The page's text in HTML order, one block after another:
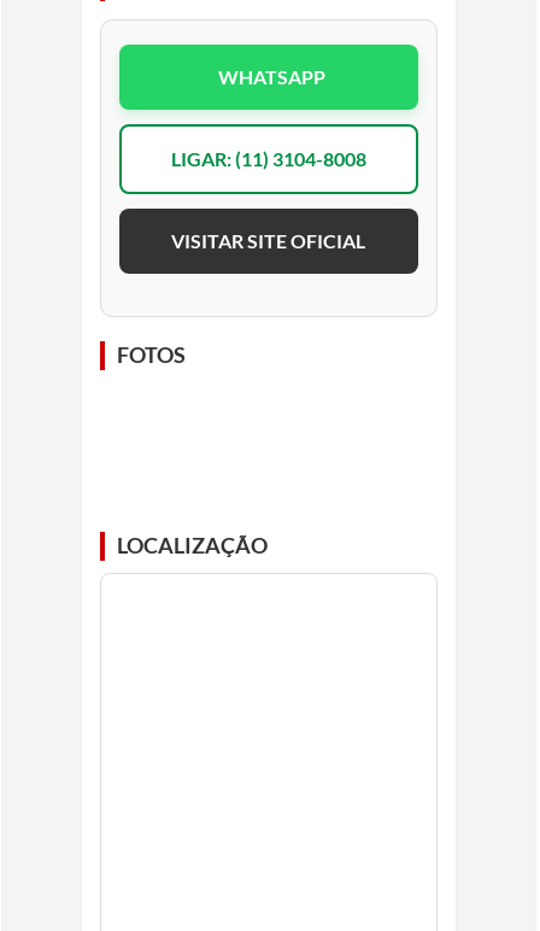
WHATSAPP
LIGAR: (11) 3104-8008
VISITAR SITE OFICIAL
FOTOS
LOCALIZAÇÃO